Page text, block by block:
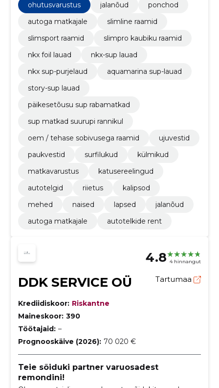
ohutusvarustus
jalanõud
ponchod
autoga matkajale
slimline raamid
slimsport raamid
slimpro kaubiku raamid
nkx foil lauad
nkx-sup lauad
nkx sup-purjelaud
aquamarina sup-lauad
story-sup lauad
päikesetõusu sup rabamatkad
sup matkad suurupi rannikul
oem / tehase sobivusega raamid
ujuvestid
paukvestid
surfilukud
külmikud
matkavarustus
katusereelingud
autotelgid
riietus
kalipsod
mehed
naised lapsed
jalanõud
autoga matkajale
autotelkide rent
4.8 4 hinnangut
DDK SERVICE OÜ Tartumaa
Krediidiskoor: Riskantne
Maineskoor: 390
Töötajaid: –
Prognooskäive (2026): 70 020 €
Teie sõiduki partner varuosadest
remondini!